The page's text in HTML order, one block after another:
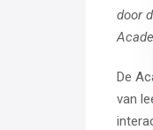
door
De
van